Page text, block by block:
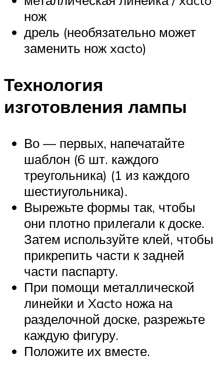
нож
дрель (необязательно может
заменить нож xacto)
Технология
изготовления лампы
Во — первых, напечатайте
шаблон (6 шт. каждого
треугольника) (1 из каждого
шестиугольника).
Вырежьте формы так, чтобы
они плотно прилегали к доске.
Затем используйте клей, чтобы
прикрепить части к задней
части паспарту.
При помощи металлической
линейки и Xacto ножа на
разделочной доске, разрежьте
каждую фигуру.
Положите их вместе.